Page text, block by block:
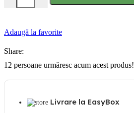
Adaugă la favorite
Share:
12 persoane urmăresc acum acest produs!
Livrare la EasyBox